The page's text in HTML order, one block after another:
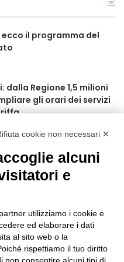
ecco il programma del
dalla Regione 1,5 milioni
gli orari dei servizi
la collina
strada al Grande
di IA stima il volume
cookie non necessari ✕
alcuni
e
utilizziamo i cookie e
ed elaborare i dati
al sito web o la
rispettiamo il tuo diritto